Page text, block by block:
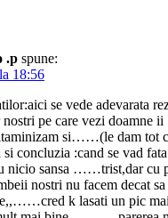
.p spune:
18:56
se vede adevarata
pe care vezi doamne ii
si……(le dam tot
concluzia :cand se vad
nicio sansa ……trist,dar cu
nostri nu facem decat sa
k lasati un pic